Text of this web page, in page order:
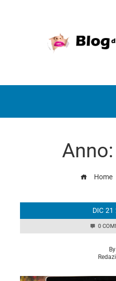
Anno:
Home
DIC 21
0
By